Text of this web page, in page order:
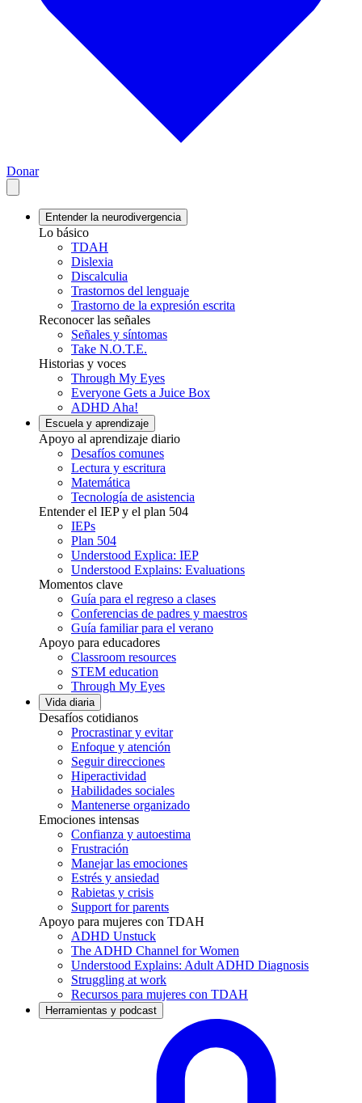
Donar
Entender la neurodivergencia
Lo básico
TDAH
Dislexia
Discalculia
Trastornos del lenguaje
Trastorno de la expresión escrita
Reconocer las señales
Señales y síntomas
Take N.O.T.E.
Historias y voces
Through My Eyes
Everyone Gets a Juice Box
ADHD Aha!
Escuela y aprendizaje
Apoyo al aprendizaje diario
Desafíos comunes
Lectura y escritura
Matemática
Tecnología de asistencia
Entender el IEP y el plan 504
IEPs
Plan 504
Understood Explica: IEP
Understood Explains: Evaluations
Momentos clave
Guía para el regreso a clases
Conferencias de padres y maestros
Guía familiar para el verano
Apoyo para educadores
Classroom resources
STEM education
Through My Eyes
Vida diaria
Desafíos cotidianos
Procrastinar y evitar
Enfoque y atención
Seguir direcciones
Hiperactividad
Habilidades sociales
Mantenerse organizado
Emociones intensas
Confianza y autoestima
Frustración
Manejar las emociones
Estrés y ansiedad
Rabietas y crisis
Support for parents
Apoyo para mujeres con TDAH
ADHD Unstuck
The ADHD Channel for Women
Understood Explains: Adult ADHD Diagnosis
Struggling at work
Recursos para mujeres con TDAH
Herramientas y podcast